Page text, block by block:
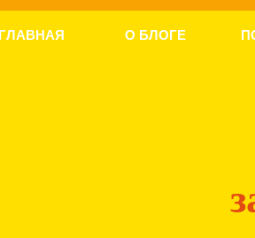
ГЛАВНАЯ О БЛОГЕ